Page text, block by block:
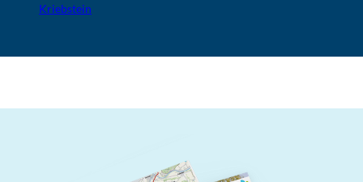
Kriebstein